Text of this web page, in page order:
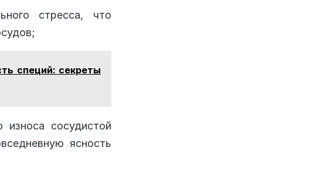
стресса, что
специй: секреты
износа сосудистой
ясность